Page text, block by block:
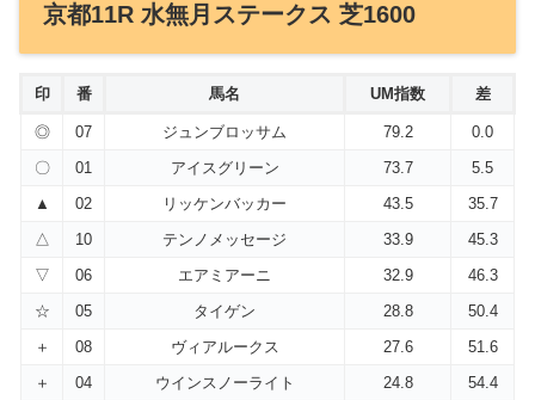
京都11R 水無月ステークス 芝1600
印 番 馬名 UM指数 差
◎ 07 ジュンブロッサム 79.2
0.0
〇
01 アイスグリーン 73.7
5.5
▲
02 リッケンバッカー 43.5
35.7
△
10 テンノメッセージ 33.9
45.3
▽
06 エアミアーニ 32.9
46.3
☆
05 タイゲン 28.8
50.4
＋
08 ヴィアルークス 27.6
51.6
＋
04 ウインスノーライト 24.8
54.4